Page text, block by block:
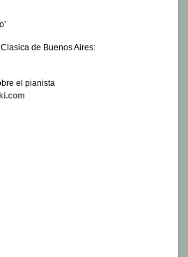
de Buenos Aires:
el pianista